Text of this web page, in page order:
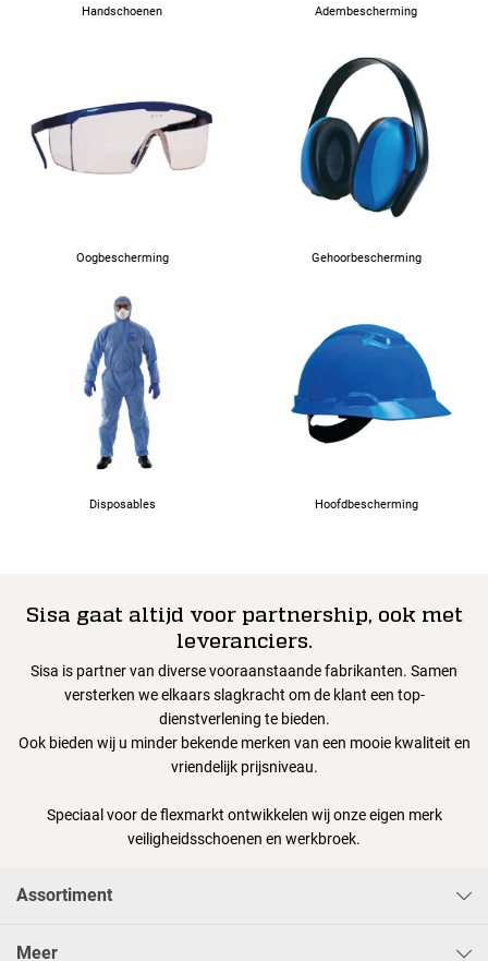
Handschoenen Adembescherming
Oogbescherming Gehoorbescherming
Disposables Hoofdbescherming
Sisa gaat altijd voor partnership, ook met
leveranciers.
Sisa is partner van diverse vooraanstaande fabrikanten. Samen
versterken we elkaars slagkracht om de klant een top-
dienstverlening te bieden.
Ook bieden wij u minder bekende merken van een mooie kwaliteit en
vriendelijk prijsniveau.
Speciaal voor de flexmarkt ontwikkelen wij onze eigen merk
veiligheidsschoenen en werkbroek.
Assortiment
Meer